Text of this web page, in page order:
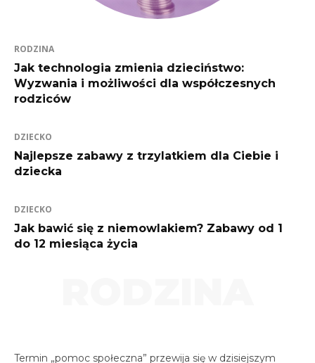
RODZINA
Jak technologia zmienia dzieciństwo:
Wyzwania i możliwości dla współczesnych
rodziców
DZIECKO
Najlepsze zabawy z trzylatkiem dla Ciebie i
dziecka
DZIECKO
Jak bawić się z niemowlakiem? Zabawy od 1
do 12 miesiąca życia
Termin „pomoc społeczna” przewija się w dzisiejszym